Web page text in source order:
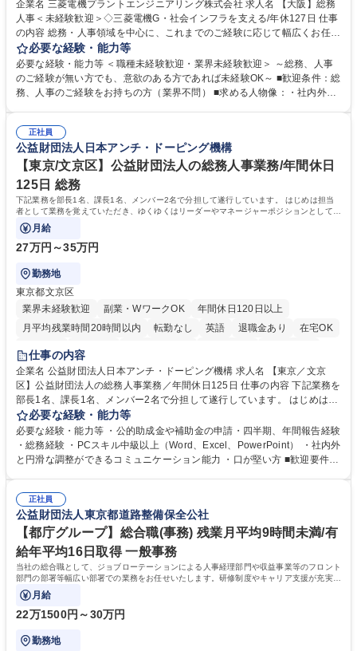
企業名 三菱電機プラントエンジニアリング株式会社 求人名 【大阪】総務
人事＜未経験歓迎＞◇三菱電機G・社会インフラを支える/年休127日 仕事
の内容 総務・人事領域を中心に、これまでのご経験に応じて幅広くお任せ
します。 ＜具体的には＞ ・総務/人事労務（給与・社保・勤怠管理など）
・採用・教育研修 ・福利厚生運用 など ※基本的には事務所勤務ですが、
採用や教育等の業務内容により、関西圏以外への日帰り・宿泊を伴う国内
出張もございます。 ※担当業務を持ちつつ、お互いに助け合いながら、総
必要な経験・能力等
必要な経験・能力等 ＜職種未経験歓迎・業界未経験歓迎＞ ～総務、人事
のご経験が無い方でも、意欲のある方であれば未経験OK～ ■歓迎条件：総
務、人事のご経験をお持ちの方（業界不問） ■求める人物像：・社内外の
正社員
公益財団法人日本アンチ・ドーピング機構
【東京/文京区】公益財団法人の総務人事業務/年間休日
125日 総務
下記業務を部長1名、課長1名、メンバー2名で分担して遂行しています。 はじめは担当
者として業務を覚えていただき、ゆくゆくはリーダーやマネージャーポジションとして活
躍いただくことを期待しています。
月給
27万円～35万円
勤務地
東京都文京区
業界未経験歓迎
副業・WワークOK
年間休日120日以上
月平均残業時間20時間以内
転勤なし 英語 退職金あり
在宅OK
賞与あり
育休あり
食事補助あり
仕事の内容
企業名 公益財団法人日本アンチ・ドーピング機構 求人名 【東京／文京
区】公益財団法人の総務人事業務／年間休日125日 仕事の内容 下記業務を
部長1名、課長1名、メンバー2名で分担して遂行しています。 はじめは担
当者として業務を覚えていただき、ゆくゆくはリーダーやマネージャーポ
ジションとして活躍いただくことを期待しています。 【総務・人事グルー
プの業務内容】 ・人事制度関連 ・採用活動 ・教育研修の企画、実行 ・勤
怠管理 ・官公庁への各種提出 ・法定の会議運営（評議員会、理事会） ・
管理 ・福利厚生関連 ・職員からの問合せ、相談対応 ・その他日常の総務
業務全般 募集職種 【東京／文京区】公益財団法人の総務人事業務／年間
休日125日
必要な経験・能力等
必要な経験・能力等 ・公的助成金や補助金の申請・四半期、年間報告経験
・総務経験 ・PCスキル中級以上（Word、Excel、PowerPoint） ・社内外
と円滑な調整ができるコミュニケーション能力 ・口が堅い方 ■歓迎要件
正社員
公益財団法人東京都道路整備保全公社
【都庁グループ】総合職(事務) 残業月平均9時間未満/有
給年平均16日取得 一般事務
当社の総合職として、ジョブローテーションによる人事経理部門や収益事業等のフロント
部門の部署等幅広い部署での業務をお任せいたします。研修制度やキャリア支援が充実し
ております！ ※下記業務詳細
月給
22万1500円～30万円
勤務地